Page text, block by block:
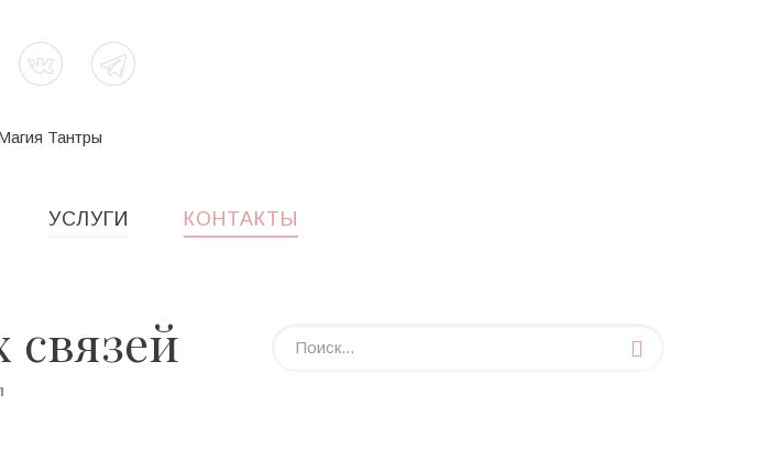
УСЛУГИ КОНТАКТЫ